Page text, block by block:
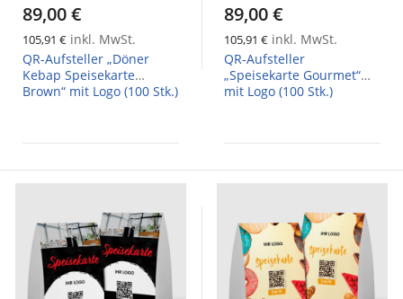
89,00 €
105,91 € inkl. MwSt.
QR-Aufsteller „Döner
Kebap Speisekarte
Brown“ mit Logo (100 Stk.)
89,00 €
105,91 € inkl. MwSt.
QR-Aufsteller
„Speisekarte Gourmet“
mit Logo (100 Stk.)